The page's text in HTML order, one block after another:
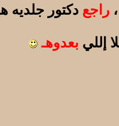
راجع دكتور جلديه
إللي بعدوهـ